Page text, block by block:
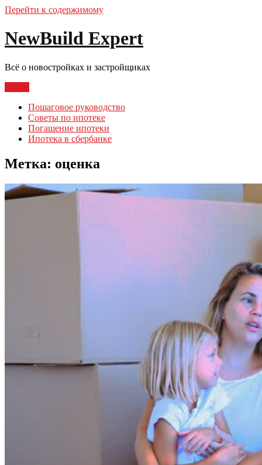
Перейти к содержимому
NewBuild Expert
Всё о новостройках и застройщиках
Пошаговое руководство
Советы по ипотеке
Погашение ипотеки
Ипотека в сбербанке
Метка: оценка